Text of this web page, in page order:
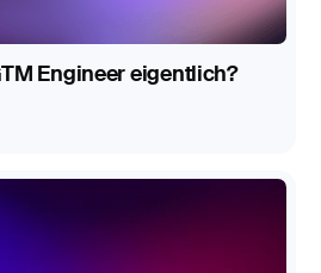
Engineer eigentlich?